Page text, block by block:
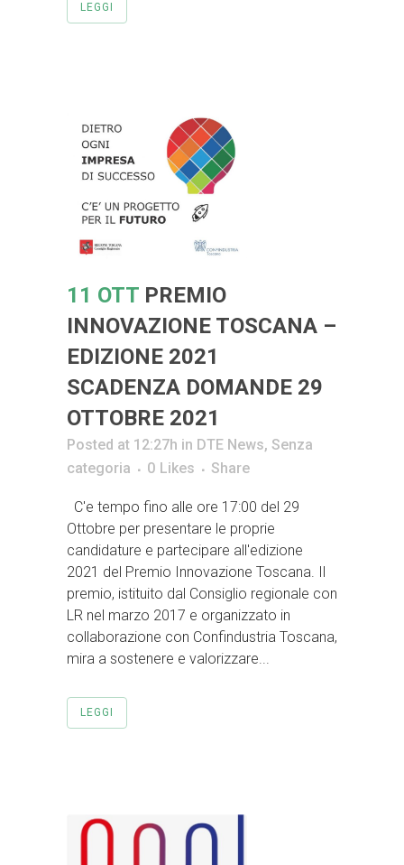
LEGGI
11 OTT PREMIO
INNOVAZIONE TOSCANA –
EDIZIONE 2021
SCADENZA DOMANDE 29
OTTOBRE 2021
Posted at 12:27h in DTE News, Senza
categoria
0 Likes Share
C'e tempo fino alle ore 17:00 del 29
Ottobre per presentare le proprie
candidature e partecipare all'edizione
2021 del Premio Innovazione Toscana. Il
premio, istituito dal Consiglio regionale con
LR nel marzo 2017 e organizzato in
collaborazione con Confindustria Toscana,
mira a sostenere e valorizzare...
LEGGI